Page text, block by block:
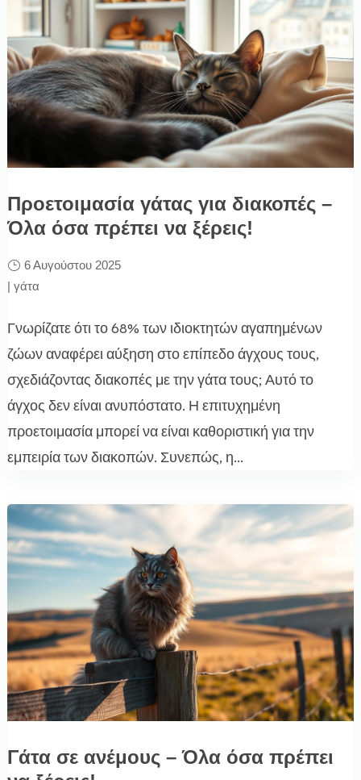
Προετοιμασία γάτας για διακοπές –
Όλα όσα πρέπει να ξέρεις!
6 Αυγούστου 2025
| γάτα
Γνωρίζατε ότι το 68% των ιδιοκτητών αγαπημένων
ζώων αναφέρει αύξηση στο επίπεδο άγχους τους,
σχεδιάζοντας διακοπές με την γάτα τους; Αυτό το
άγχος δεν είναι ανυπόστατο. Η επιτυχημένη
προετοιμασία μπορεί να είναι καθοριστική για την
εμπειρία των διακοπών. Συνεπώς, η...
Γάτα σε ανέμους – Όλα όσα πρέπει